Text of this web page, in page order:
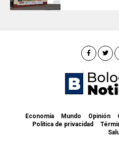
Economía Mundo Opinión
Política de privacidad